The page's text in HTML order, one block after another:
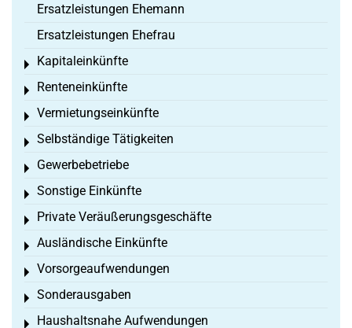
Ersatzleistungen Ehemann
Ersatzleistungen Ehefrau
Kapitaleinkünfte
Toggle menu
Renteneinkünfte
Toggle menu
Vermietungseinkünfte
Toggle menu
Selbständige Tätigkeiten
Toggle menu
Gewerbebetriebe
Toggle menu
Sonstige Einkünfte
Toggle menu
Private Veräußerungsgeschäfte
Toggle menu
Ausländische Einkünfte
Toggle menu
Vorsorgeaufwendungen
Toggle menu
Sonderausgaben
Toggle menu
Haushaltsnahe Aufwendungen